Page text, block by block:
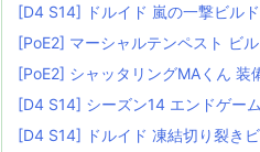
[D4 S14] ドルイド 嵐の一撃ビルド
[PoE2] マーシャルテンペスト ビ
[PoE2] シャッタリングMAくん 装
[D4 S14] シーズン14 エンドゲー
[D4 S14] ドルイド 凍結切り裂き